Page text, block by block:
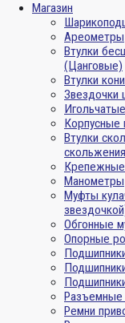
Магазин
Ареометры
Втулки
(Цанговые)
Втулки
Звездочки
Корпусные
Втулки
Манометры
Муфты
Обгонные
Опорные
Ремни